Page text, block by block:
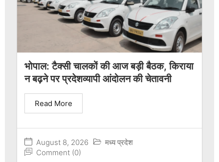
भोपाल: टैक्सी चालकों की आज बड़ी बैठक, किराया
न बढ़ने पर प्रदेशव्यापी आंदोलन की चेतावनी
August 8, 2026
मध्य प्रदेश
Comment (0)
Read More